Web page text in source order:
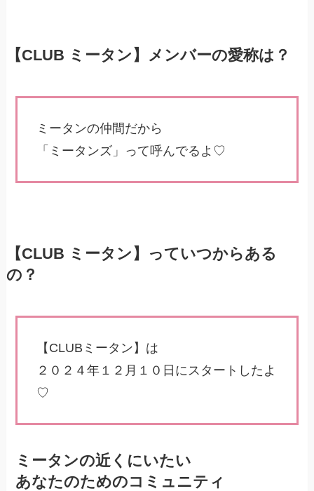
【CLUB ミータン】メンバーの愛称は？
ミータンの仲間だから
「ミータンズ」って呼んでるよ♡
【CLUB ミータン】っていつからある
の？
【CLUBミータン】は
２０２４年１２月１０日にスタートしたよ
♡
ミータンの近くにいたい
あなたのためのコミュニティ